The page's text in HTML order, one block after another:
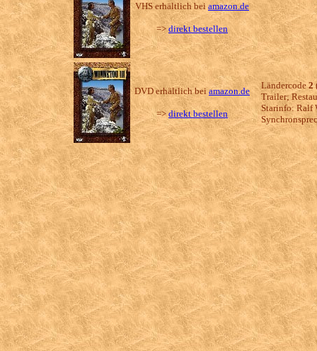
VHS erhältlich bei amazon.de
=>direkt bestellen
DVD erhältlich bei amazon.de
=>direkt bestellen
Ländercode2
Trailer;
Starinfo: Ralf